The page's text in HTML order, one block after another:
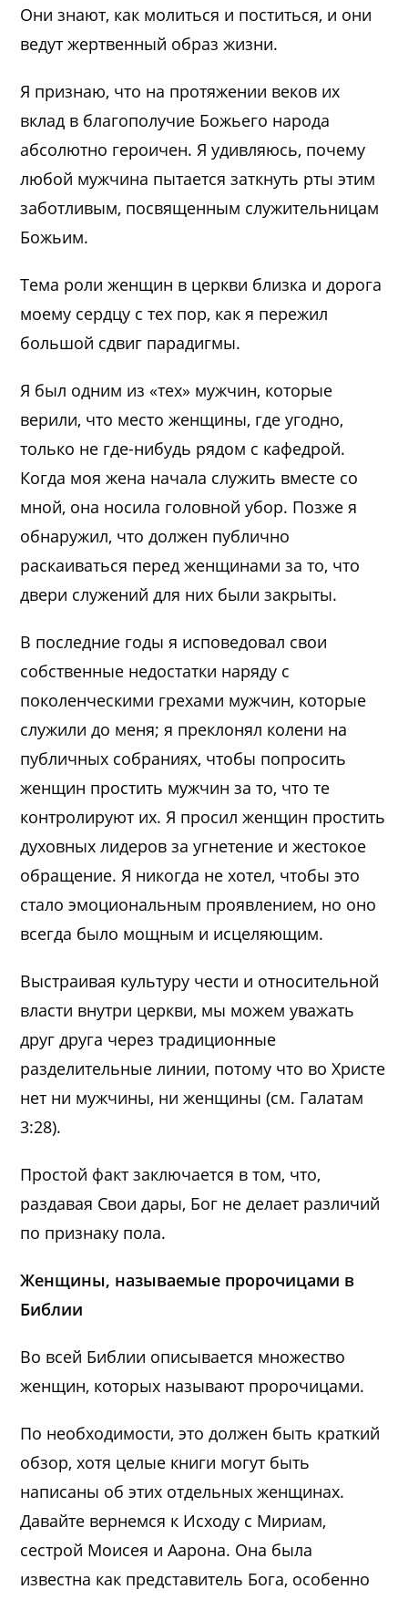
Они знают, как молиться и поститься, и они
ведут жертвенный образ жизни.
Я признаю, что на протяжении веков их
вклад в благополучие Божьего народа
абсолютно героичен. Я удивляюсь, почему
любой мужчина пытается заткнуть рты этим
заботливым, посвященным служительницам
Божьим.
Тема роли женщин в церкви близка и дорога
моему сердцу с тех пор, как я пережил
большой сдвиг парадигмы.
Я был одним из «тех» мужчин, которые
верили, что место женщины, где угодно,
только не где-нибудь рядом с кафедрой.
Когда моя жена начала служить вместе со
мной, она носила головной убор. Позже я
обнаружил, что должен публично
раскаиваться перед женщинами за то, что
двери служений для них были закрыты.
В последние годы я исповедовал свои
собственные недостатки наряду с
поколенческими грехами мужчин, которые
служили до меня; я преклонял колени на
публичных собраниях, чтобы попросить
женщин простить мужчин за то, что те
контролируют их. Я просил женщин простить
духовных лидеров за угнетение и жестокое
обращение. Я никогда не хотел, чтобы это
стало эмоциональным проявлением, но оно
всегда было мощным и исцеляющим.
Выстраивая культуру чести и относительной
власти внутри церкви, мы можем уважать
друг друга через традиционные
разделительные линии, потому что во Христе
нет ни мужчины, ни женщины (см. Галатам
3:28).
Простой факт заключается в том, что,
раздавая Свои дары, Бог не делает различий
по признаку пола.
Женщины, называемые пророчицами в
Библии
Во всей Библии описывается множество
женщин, которых называют пророчицами.
По необходимости, это должен быть краткий
обзор, хотя целые книги могут быть
написаны об этих отдельных женщинах.
Давайте вернемся к Исходу с Мириам,
сестрой Моисея и Аарона. Она была
известна как представитель Бога, особенно